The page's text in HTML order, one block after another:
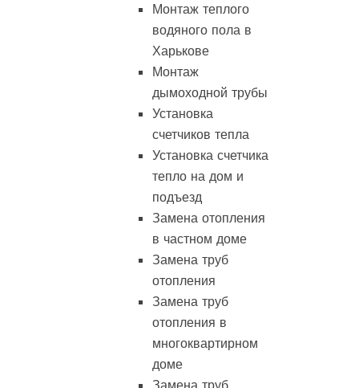
Монтаж теплого
водяного пола в
Харькове
Монтаж
дымоходной трубы
Установка
счетчиков тепла
Установка счетчика
тепло на дом и
подъезд
Замена отопления
в частном доме
Замена труб
отопления
Замена труб
отопления в
многоквартирном
доме